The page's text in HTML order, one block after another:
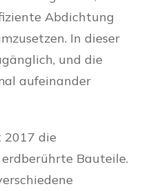
Abdichtung
In dieser
und die
aufeinander
2017 die
Bauteile.